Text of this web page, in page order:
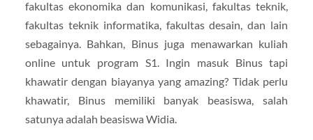
fakultas ekonomika dan komunikasi, fakultas teknik,
fakultas teknik informatika, fakultas desain, dan lain
sebagainya. Bahkan, Binus juga menawarkan kuliah
online untuk program S1. Ingin masuk Binus tapi
khawatir dengan biayanya yang amazing? Tidak perlu
khawatir, Binus memiliki banyak beasiswa, salah
satunya adalah beasiswa Widia.